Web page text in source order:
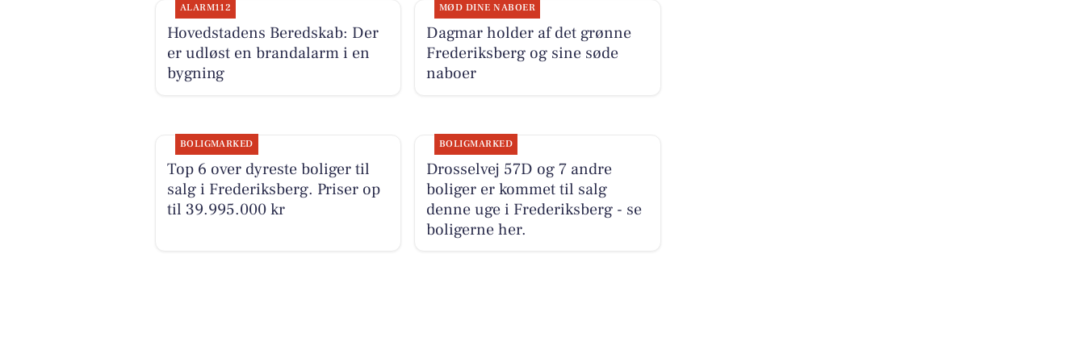
ALARM112
Hovedstadens Beredskab: Der
er udløst en brandalarm i en
bygning
MØD DINE NABOER
Dagmar holder af det grønne
Frederiksberg og sine søde
naboer
BOLIGMARKED
Top 6 over dyreste boliger til
salg i Frederiksberg. Priser op
til 39.995.000 kr
BOLIGMARKED
Drosselvej 57D og 7 andre
boliger er kommet til salg
denne uge i Frederiksberg - se
boligerne her.